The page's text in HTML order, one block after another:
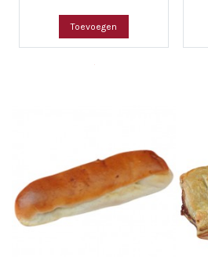
Toevoegen